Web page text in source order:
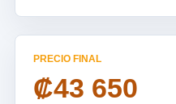
PRECIO FINAL
₡43 650